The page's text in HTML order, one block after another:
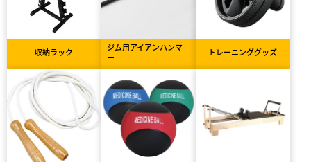
収納ラック
ジム用アイアンハンマ
ー
トレーニンググッズ